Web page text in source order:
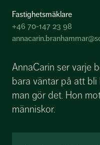
Fastighetsmäklare
+46 70-147 23 98
AnnaCarin ser varje
bara väntar på att
man gör det. Hon
människor.